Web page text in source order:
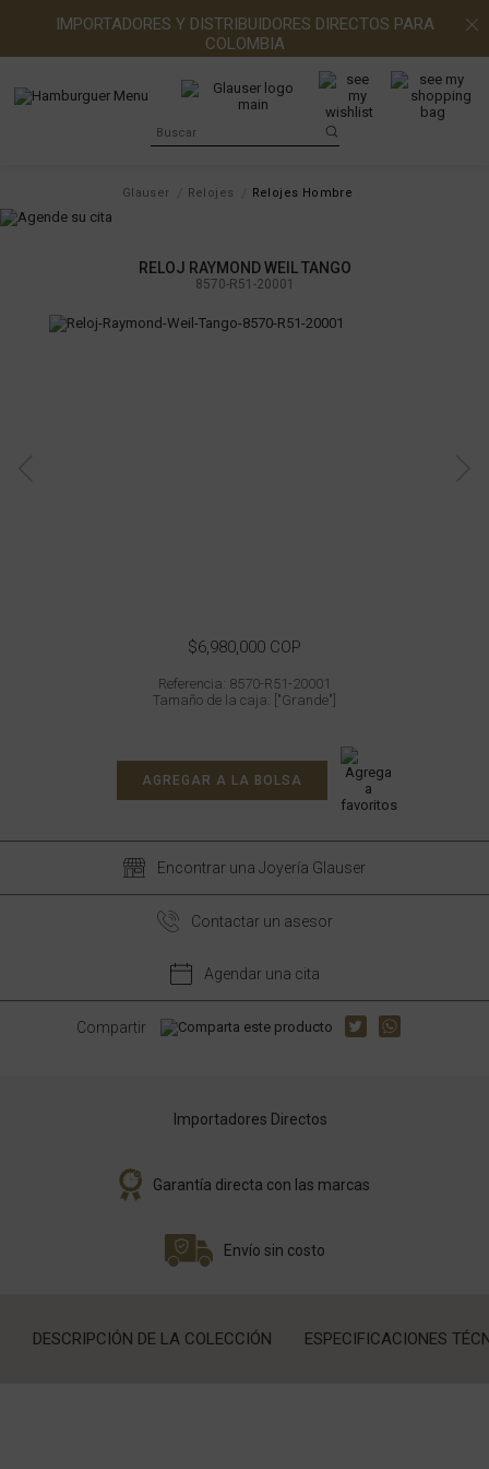
IMPORTADORES Y DISTRIBUIDORES DIRECTOS PARA
COLOMBIA
Glauser Relojes Relojes Hombre
RELOJ RAYMOND WEIL TANGO
8570-R51-20001
$6,980,000 COP
Referencia: 8570-R51-20001
Tamaño de la caja: ["Grande"]
AGREGAR A LA BOLSA
Encontrar una Joyería Glauser
Contactar un asesor
Agendar una cita
Compartir
Importadores Directos
Garantía directa con las marcas
Envío sin costo
DESCRIPCIÓN DE LA COLECCIÓN ESPECIFICACIONES